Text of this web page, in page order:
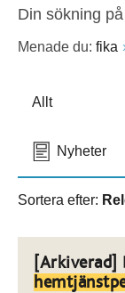
Din sökning på
Menade du: fika
Allt
Nyheter
Sortera efter: